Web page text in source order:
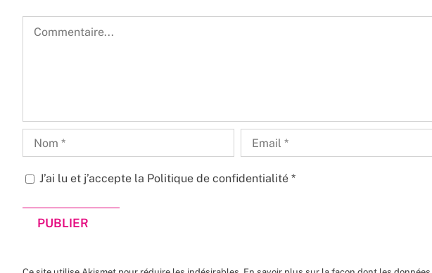
J’ai lu et j’accepte la Politique de confidentialité *